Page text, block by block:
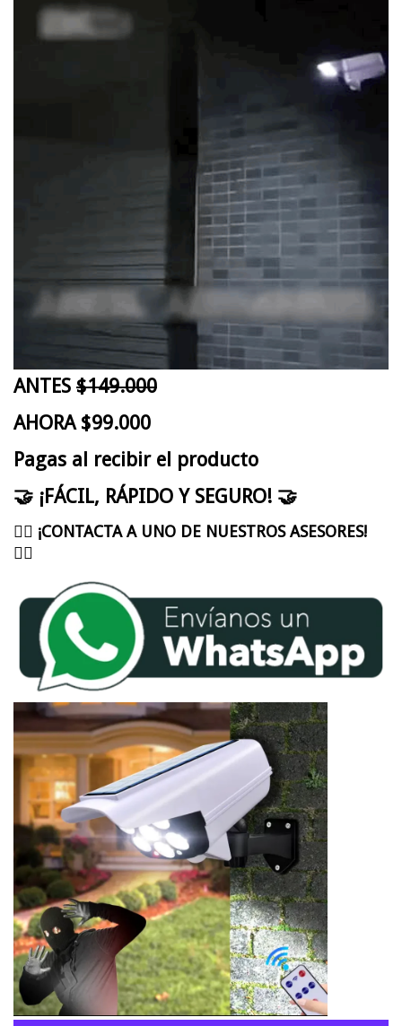
ANTES $149.000
AHORA $99.000
Pagas al recibir el producto
🤝 ¡FÁCIL, RÁPIDO Y SEGURO! 🤝
👇🏻 ¡CONTACTA A UNO DE NUESTROS ASESORES!
👇🏻